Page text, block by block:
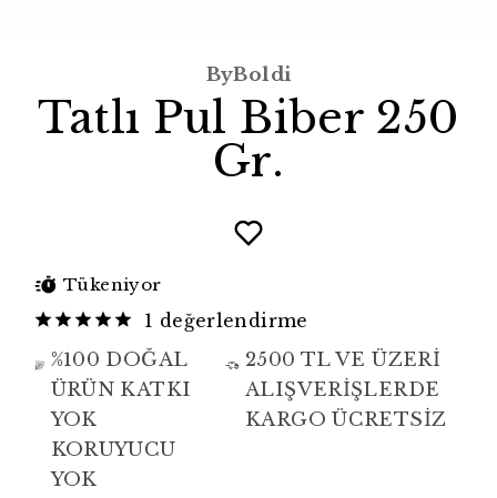
ByBoldi
Tatlı Pul Biber 250
Gr.
Tükeniyor
1 değerlendirme
%100 DOĞAL
ÜRÜN KATKI
YOK
KORUYUCU
YOK
2500 TL VE ÜZERİ
ALIŞVERİŞLERDE
KARGO ÜCRETSİZ